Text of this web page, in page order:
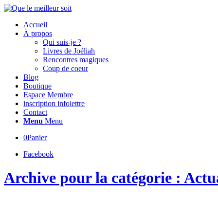
Accueil
À propos
Qui suis-je ?
Livres de Joéliah
Rencontres magiques
Coup de coeur
Blog
Boutique
Espace Membre
inscription infolettre
Contact
Menu Menu
0Panier
Facebook
Archive pour la catégorie :